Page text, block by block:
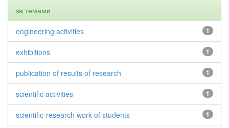
за темами
1
engineering activities
1
exhibitions
1
publication of results of research
1
scientific activities
1
scientific-research work of students